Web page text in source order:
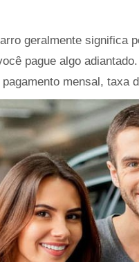
geralmente significa
pague algo
mensal, taxa